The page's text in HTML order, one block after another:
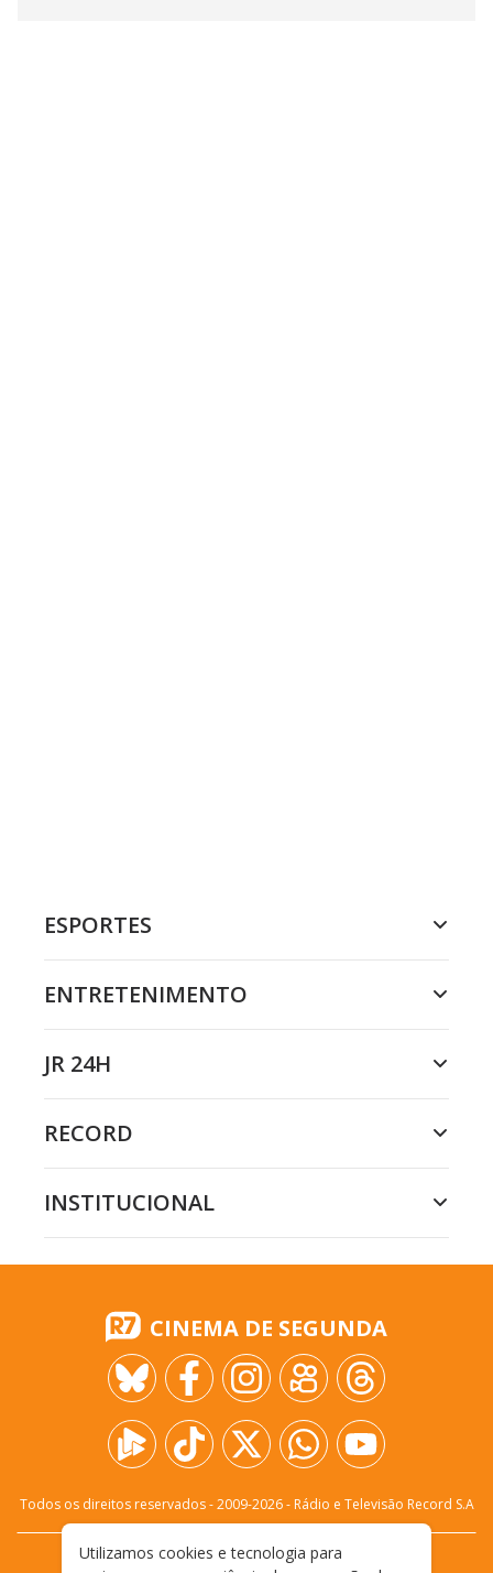
ESPORTES
ENTRETENIMENTO
JR 24H
RECORD
INSTITUCIONAL
CINEMA DE SEGUNDA
Todos os direitos reservados - 2009-2026- Rádio e Televisão Record S.A
FALE CONOSCO PRIVACIDADE
Utilizamos cookies e tecnologia para